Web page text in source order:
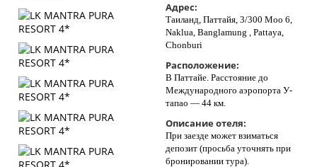
Адрес:
Таиланд, Паттайя, 3/300 Moo 6,
Naklua, Banglamung , Pattaya,
Chonburi
Расположение:
В Паттайе. Расстояние до
Международного аэропорта У-
тапао — 44 км.
Описание отеля:
При заезде может взиматься
депозит (просьба уточнять при
бронировании тура).